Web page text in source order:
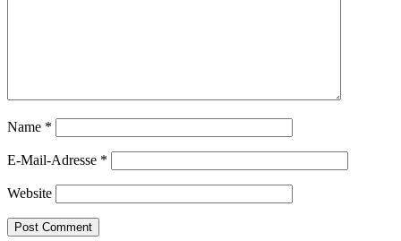
Name *
E-Mail-Adresse *
Website